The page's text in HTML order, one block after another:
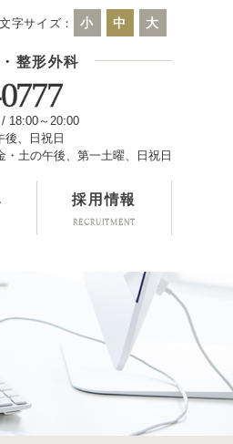
文字サイズ： 小 中 大
整形外科
18:00～20:00
後、日祝日
・土の午後、第一土曜、日祝日
RECRUITMENT
採用情報